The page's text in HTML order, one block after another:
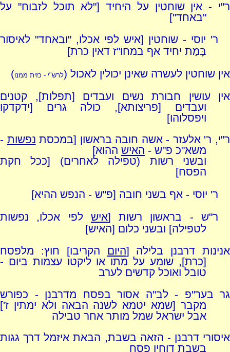
ר"י - אין שוחטין על היחיד ["לא תוכל לזבוח" על
"באחד"]
ר' יוסי - שוחטין [איש לפי אכלו, "ובאחד" לאיסור
בָּמַת יחיד אף במחו"ז דאין כרת]
אין שוחטין לעשרה שאינן יכולין לאכול (לרש"י - כזית ממנו)
אין עושין חבורת נשים ועבדים [תפלות], קטנים
ועבדים [פריצותא], כולה גרים [ידקדקו
ויפסלוהו]
ר"י, ר' אלעזר - אשה חובה בראשון [במכסת נפשות -
משא"כ פ"ש - האיש ההוא]
ובשני רשות (טפילה לאחרים) [ככל חקת
הפסח]
ר' יוסי - אף בשני חובה [פ"ש - הנפש ההיא]
ר"ש - בראשון רשות [איש לפי אכלו, נפשות
לטפילה] ובשני כלום [האיש]
אנינות דרבנן בלילה [היום הקריבו] חוץ: מלפסח
[כרת], שומע על מתו או ליקטו עצמות ביום -
טובל ואוכל קדשים לערב
גר בער"פ - לב"ה אסור בפסח מדרבנן - כפורש
מקבר [שמא יטמא לשנה הבאה ולא ימתין ז']
אבל ישראל שמל מותר אחר טבילה
איסורי דרבנן - הזאה בשבת, הבאת איזמל דרך גגות
בשבת דוחין פסח